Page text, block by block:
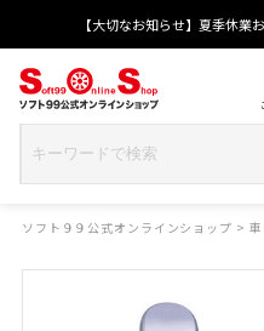
【大切なお知らせ】夏季休業
ソフト９９公式オンラインショップ >